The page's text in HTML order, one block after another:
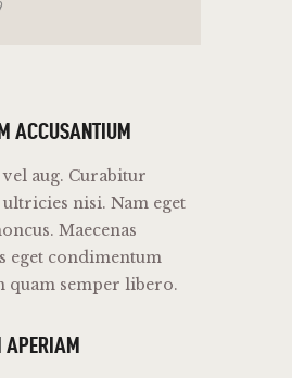
ACCUSANTIUM
aug. Curabitur
nisi. Nam eget
Maecenas
eget condimentum
quam semper libero.
APERIAM